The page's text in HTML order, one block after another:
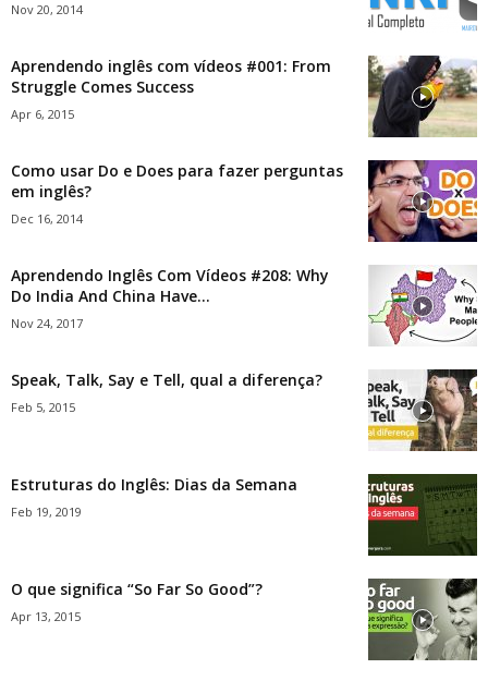
Nov 20, 2014
Aprendendo inglês com vídeos #001: From
Struggle Comes Success
Apr 6, 2015
Como usar Do e Does para fazer perguntas
em inglês?
Dec 16, 2014
Aprendendo Inglês Com Vídeos #208: Why
Do India And China Have...
Nov 24, 2017
Speak, Talk, Say e Tell, qual a diferença?
Feb 5, 2015
Estruturas do Inglês: Dias da Semana
Feb 19, 2019
O que significa “So Far So Good”?
Apr 13, 2015